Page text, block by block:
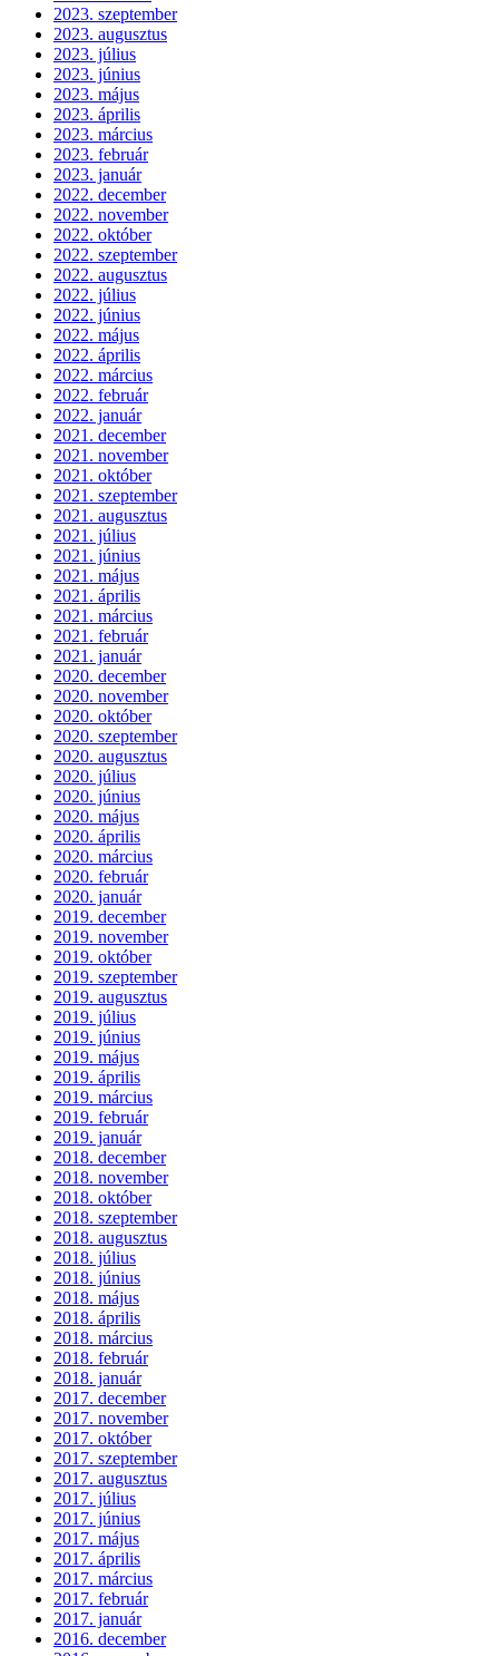
2023. szeptember
2023. augusztus
2023. július
2023. június
2023. május
2023. április
2023. március
2023. február
2023. január
2022. december
2022. november
2022. október
2022. szeptember
2022. augusztus
2022. július
2022. június
2022. május
2022. április
2022. március
2022. február
2022. január
2021. december
2021. november
2021. október
2021. szeptember
2021. augusztus
2021. július
2021. június
2021. május
2021. április
2021. március
2021. február
2021. január
2020. december
2020. november
2020. október
2020. szeptember
2020. augusztus
2020. július
2020. június
2020. május
2020. április
2020. március
2020. február
2020. január
2019. december
2019. november
2019. október
2019. szeptember
2019. augusztus
2019. július
2019. június
2019. május
2019. április
2019. március
2019. február
2019. január
2018. december
2018. november
2018. október
2018. szeptember
2018. augusztus
2018. július
2018. június
2018. május
2018. április
2018. március
2018. február
2018. január
2017. december
2017. november
2017. október
2017. szeptember
2017. augusztus
2017. július
2017. június
2017. május
2017. április
2017. március
2017. február
2017. január
2016. december